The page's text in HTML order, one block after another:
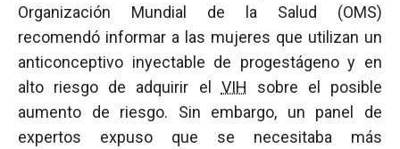
Organización Mundial de la Salud (OMS)
recomendó informar a las mujeres que utilizan un
anticonceptivo inyectable de progestágeno y en
alto riesgo de adquirir el VIH sobre el posible
aumento de riesgo. Sin embargo, un panel de
expertos expuso que se necesitaba más